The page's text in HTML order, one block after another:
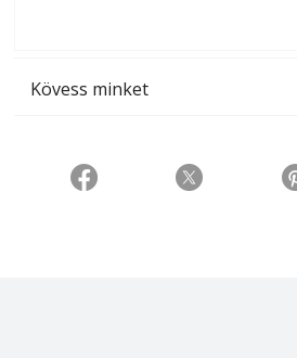
Kövess minket